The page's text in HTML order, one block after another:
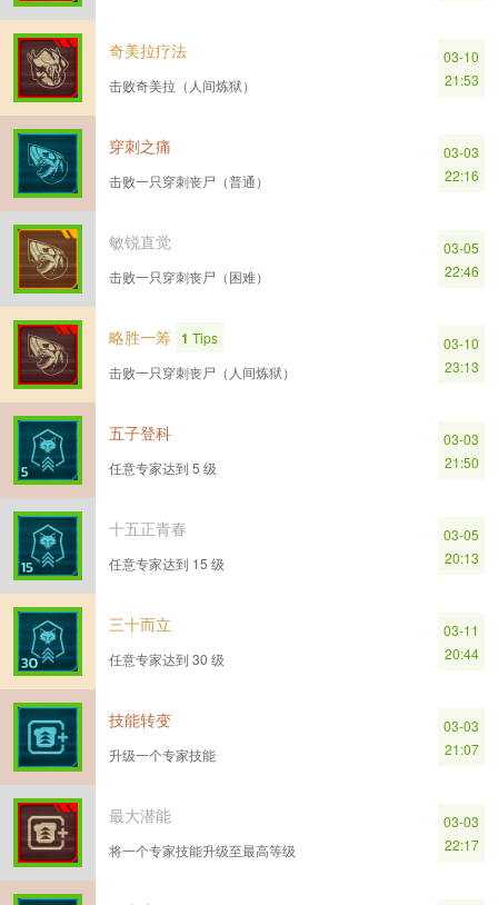
奇美拉疗法
击败奇美拉（人间炼狱）
03-10
21:53
穿刺之痛
击败一只穿刺丧尸（普通）
03-03
22:16
敏锐直觉
击败一只穿刺丧尸（困难）
03-05
22:46
略胜一筹 1 Tips
击败一只穿刺丧尸（人间炼狱）
03-10
23:13
五子登科
任意专家达到 5 级
03-03
21:50
十五正青春
任意专家达到 15 级
03-05
20:13
三十而立
任意专家达到 30 级
03-11
20:44
技能转变
升级一个专家技能
03-03
21:07
最大潜能
将一个专家技能升级至最高等级
03-03
22:17